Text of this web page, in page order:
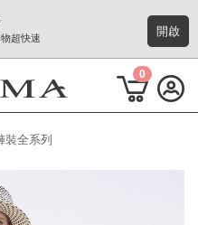
超快速 開啟
0
裝全系列